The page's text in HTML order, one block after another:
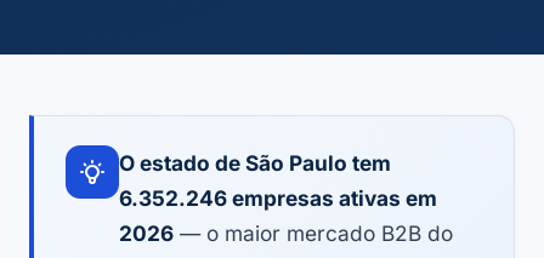
O estado de São Paulo tem
6.352.246 empresas ativas em
2026 — o maior mercado B2B do